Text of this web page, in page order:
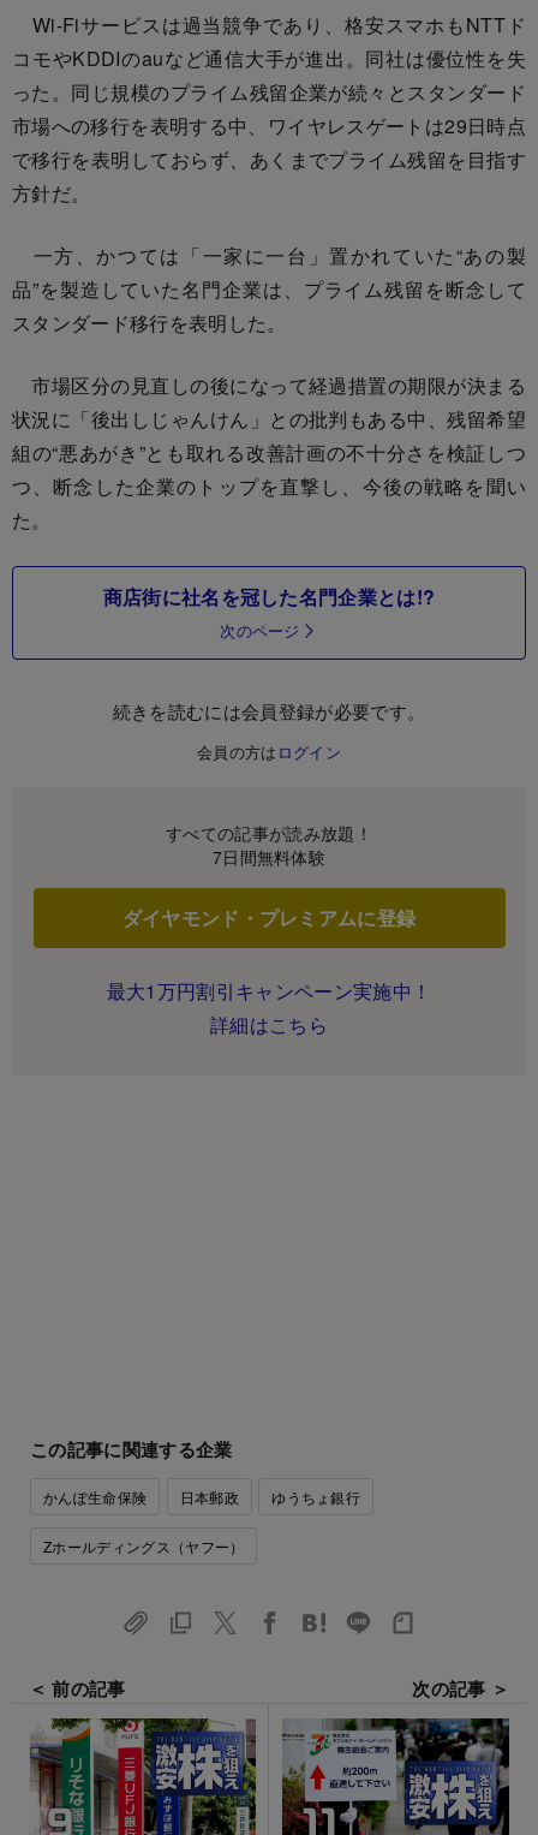
Wi-Fiサービスは過当競争であり、格安スマホもNTTド
コモやKDDIのauなど通信大手が進出。同社は優位性を失
った。同じ規模のプライム残留企業が続々とスタンダード
市場への移行を表明する中、ワイヤレスゲートは29日時点
で移行を表明しておらず、あくまでプライム残留を目指す
方針だ。
一方、かつては「一家に一台」置かれていた“あの製
品”を製造していた名門企業は、プライム残留を断念して
スタンダード移行を表明した。
市場区分の見直しの後になって経過措置の期限が決まる
状況に「後出しじゃんけん」との批判もある中、残留希望
組の“悪あがき”とも取れる改善計画の不十分さを検証しつ
つ、断念した企業のトップを直撃し、今後の戦略を聞い
た。
商店街に社名を冠した名門企業とは!?
次のページ
続きを読むには会員登録が必要です。
会員の方は ログイン
すべての記事が読み放題！
7日間無料体験
ダイヤモンド・プレミアムに登録
最大1万円割引キャンペーン実施中！
詳細はこちら
この記事に関連する企業
かんぽ生命保険 日本郵政 ゆうちょ銀行
Zホールディングス（ヤフー）
＜ 前の記事 次の記事 ＞